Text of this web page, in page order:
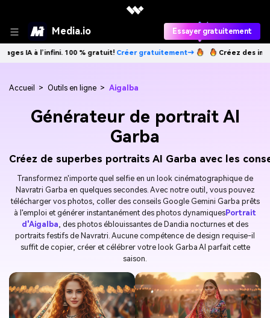
Media.io Essayer gratuitement
100 % gratuit!Créer gratuitement→ Créez des images IA à
Accueil > Outils en ligne > Aigalba
Générateur de portrait AI
Garba
Créez de superbes portraits AI Garba avec les
Transformez n'importe quel selfie en un look cinématographique de
Navratri Garba en quelques secondes. Avec notre outil, vous pouvez
télécharger vos photos, coller des conseils Google Gemini Garba prêts
à l'emploi et générer instantanément des photos dynamiquesPortrait
d'Aigalba , des photos éblouissantes de Dandia nocturnes et des
portraits festifs de Navratri. Aucune compétence de design requise-il
suffit de copier, créer et célébrer votre look Garba AI parfait cette
saison.